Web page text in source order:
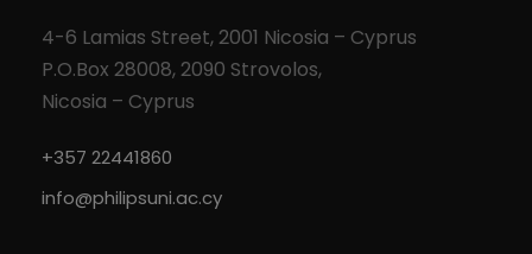
4-6 Lamias Street, 2001 Nicosia – Cyprus
P.O.Box 28008, 2090 Strovolos,
Nicosia – Cyprus
+357 22441860
info@philipsuni.ac.cy